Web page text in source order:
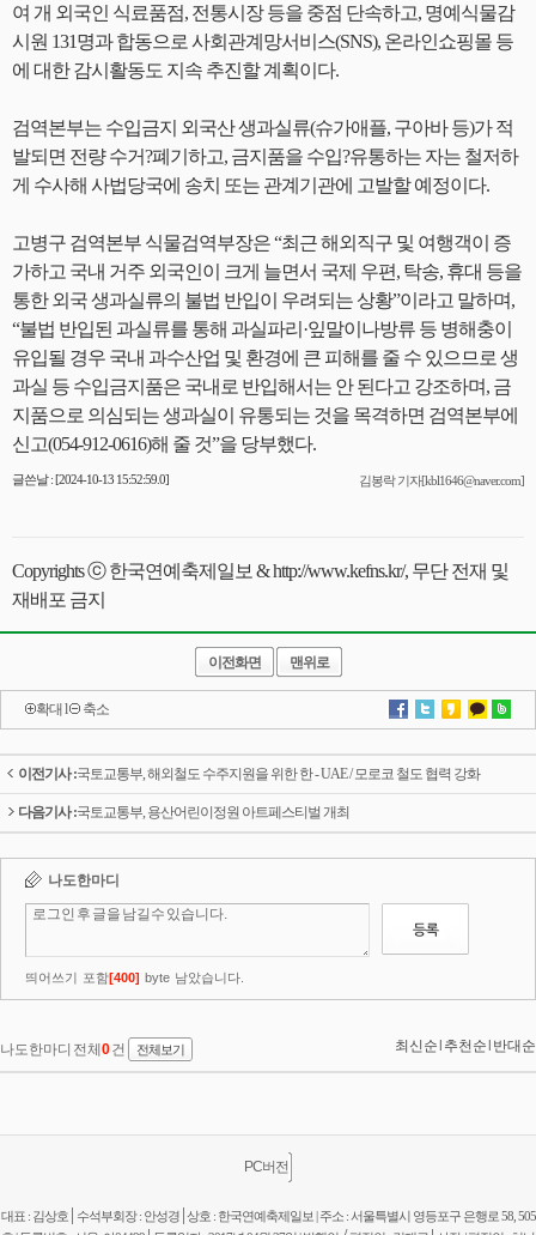
여 개 외국인 식료품점, 전통시장 등을 중점 단속하고, 명예식물감
시원 131명과 합동으로 사회관계망서비스(SNS), 온라인쇼핑몰 등
에 대한 감시활동도 지속 추진할 계획이다.
검역본부는 수입금지 외국산 생과실류(슈가애플, 구아바 등)가 적
발되면 전량 수거?폐기하고, 금지품을 수입?유통하는 자는 철저하
게 수사해 사법당국에 송치 또는 관계기관에 고발할 예정이다.
고병구 검역본부 식물검역부장은 “최근 해외직구 및 여행객이 증
가하고 국내 거주 외국인이 크게 늘면서 국제 우편, 탁송, 휴대 등을
통한 외국 생과실류의 불법 반입이 우려되는 상황”이라고 말하며,
“불법 반입된 과실류를 통해 과실파리·잎말이나방류 등 병해충이
유입될 경우 국내 과수산업 및 환경에 큰 피해를 줄 수 있으므로 생
과실 등 수입금지품은 국내로 반입해서는 안 된다고 강조하며, 금
지품으로 의심되는 생과실이 유통되는 것을 목격하면 검역본부에
신고(054-912-0616)해 줄 것”을 당부했다.
글쓴날 : [2024-10-13 15:52:59.0] 김봉락 기자[kbl1646@naver.com]
Copyrights ⓒ 한국연예축제일보 & http://www.kefns.kr/, 무단 전재 및
재배포 금지
이전화면 맨위로
확대l 축소
이전기사 :국토교통부, 해외철도 수주지원을 위한 한 - UAE / 모로코 철도 협력 강화
다음기사 :국토교통부, 용산어린이정원 아트페스티벌 개최
PC버전
대표 : 김상호 | 수석부회장 : 안성경 | 상호 : 한국연예축제일보 | 주소 : 서울특별시 영등포구 은행로 58, 505